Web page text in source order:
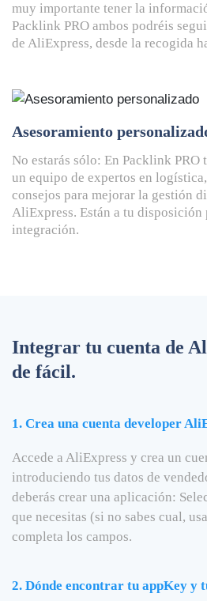
muy importante tener la
Packlink PRO ambos podréis
de AliExpress, desde la recogida
Asesoramiento
No estarás sólo: En Packlink PRO
un equipo de expertos en
consejos para mejorar la gestión
AliExpress. Están a tu disposición
integración.
Integrar tu cuenta de
de fácil.
1. Crea una cuenta developer
Accede a AliExpress y crea un
introduciendo tus datos de
deberás crear una aplicación:
que necesitas (si no sabes cual,
completa los campos.
2. Dónde encontrar tu appKey y